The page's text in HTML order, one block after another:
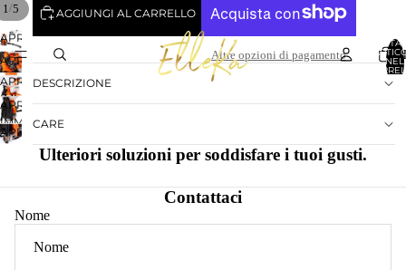
NEL
0
1/5
APRI
IMMAGINE
A
SCHERMO
INTERO
APRI
IMMAGINE
A
SCHERMO
INTERO
APRI
IMMAGINE
A
SCHERMO
INTERO
APRI
IMMAGINE
A
SCHERMO
APRI
IMMAGINE
AGGIUNGI AL CARRELLO
Altre opzioni di pagamento
DESCRIZIONE
CARE
Ulteriori soluzioni per soddisfare i tuoi gusti.
Contattaci
Nome